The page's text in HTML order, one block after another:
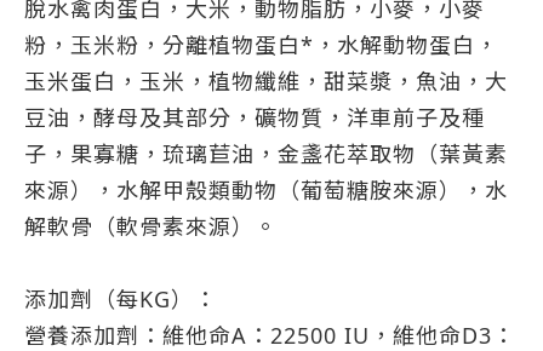
脫水禽肉蛋白，大米，動物脂肪，小麥，小麥
粉，玉米粉，分離植物蛋白*，水解動物蛋白，
玉米蛋白，玉米，植物纖維，甜菜漿，魚油，大
豆油，酵母及其部分，礦物質，洋車前子及種
子，果寡糖，琉璃苣油，金盞花萃取物（葉黃素
來源），水解甲殼類動物（葡萄糖胺來源），水
解軟骨（軟骨素來源）。
添加劑（每KG）：
營養添加劑：維他命A：22500 IU，維他命D3：